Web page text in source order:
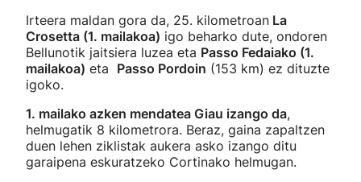
Irteera maldan gora da, 25. kilometroan La
Crosetta (1. mailakoa) igo beharko dute, ondoren
Bellunotik jaitsiera luzea eta Passo Fedaiako (1.
mailakoa) eta Passo Pordoin (153 km) ez dituzte
igoko.
1. mailako azken mendatea Giau izango da,
helmugatik 8 kilometrora. Beraz, gaina zapaltzen
duen lehen ziklistak aukera asko izango ditu
garaipena eskuratzeko Cortinako helmugan.